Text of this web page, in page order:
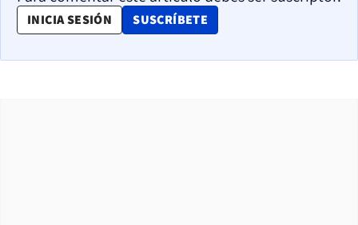
INICIA SESIÓN SUSCRÍBETE
OPENS IN NEW WINDOW